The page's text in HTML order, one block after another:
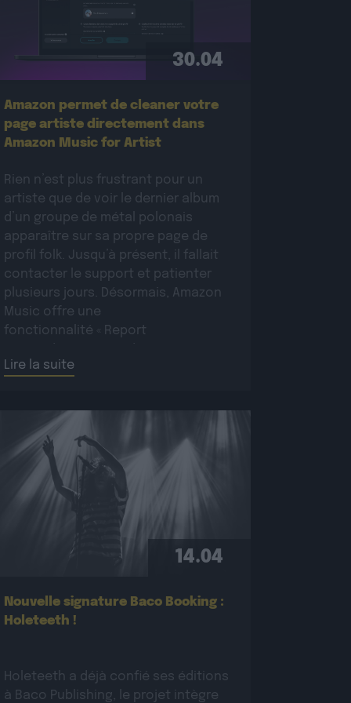
30.04
Amazon permet de cleaner votre
page artiste directement dans
Amazon Music for Artist
Rien n’est plus frustrant pour un
artiste que de voir le dernier album
d’un groupe de métal polonais
apparaître sur sa propre page de
profil folk. Jusqu’à présent, il fallait
contacter le support et patienter
plusieurs jours. Désormais, Amazon
Music offre une
fonctionnalité « Report
interface Amazon Music for Artists.
Lire la suite
14.04
Nouvelle signature Baco Booking :
Holeteeth !
Holeteeth a déjà confié ses éditions
à Baco Publishing, le projet intègre